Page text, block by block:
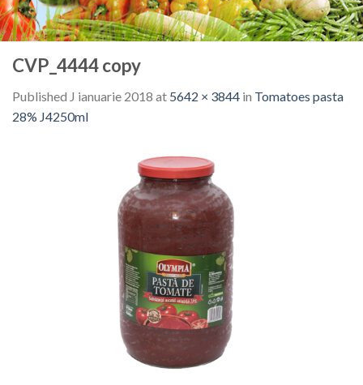
CVP_4444 copy
Published J ianuarie 2018 at 5642 × 3844 in Tomatoes pasta
28% J4250ml